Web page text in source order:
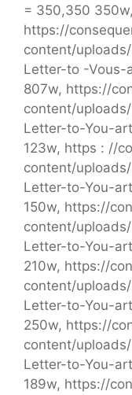
= 350,350 350w,
https://
content/
Letter-to -Vous-
807w, https://
content/
Letter-to-You-
123w, https : //
content/
Letter-to-You-
150w, https://
content/
Letter-to-You-
210w, https://
content/
Letter-to-You-
250w, https://
content/
Letter-to-You-
189w, https://